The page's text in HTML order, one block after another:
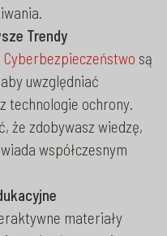
Trendy
Cyberbezpieczeństwo są
uwzględniać
technologie ochrony.
że zdobywasz wiedzę,
współczesnym
materiały